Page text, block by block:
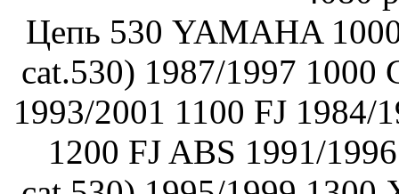
Цепь 530 YAMAHA
cat.530) 1987/1997 1000
1993/2001 1100 FJ 1984/
1200 FJ ABS 1991/